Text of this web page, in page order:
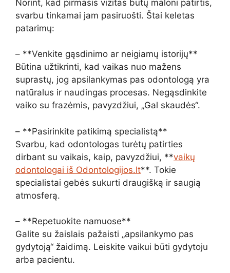
Norint, kad pirmasis vizitas būtų maloni patirtis,
svarbu tinkamai jam pasiruošti. Štai keletas
patarimų:
– **Venkite gąsdinimo ar neigiamų istorijų**
Būtina užtikrinti, kad vaikas nuo mažens
suprastų, jog apsilankymas pas odontologą yra
natūralus ir naudingas procesas. Negąsdinkite
vaiko su frazėmis, pavyzdžiui, „Gal skaudės“.
– **Pasirinkite patikimą specialistą**
Svarbu, kad odontologas turėtų patirties
dirbant su vaikais, kaip, pavyzdžiui, **vaikų
odontologai iš Odontologijos.lt**. Tokie
specialistai gebės sukurti draugišką ir saugią
atmosferą.
– **Repetuokite namuose**
Galite su žaislais pažaisti „apsilankymo pas
gydytoją“ žaidimą. Leiskite vaikui būti gydytoju
arba pacientu.